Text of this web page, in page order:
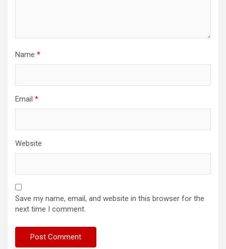
Name *
Email *
Website
Save my name, email, and website in this browser for the
next time I comment.